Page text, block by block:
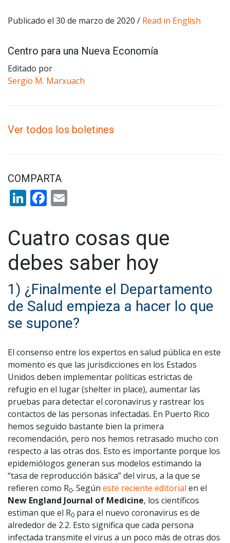
Publicado el 30 de marzo de 2020 / Read in English
Centro para una Nueva Economía
Editado por
Sergio M. Marxuach
Ver todos los boletines
COMPARTA
LinkedIn
Facebook
Cuatro cosas que
debes saber hoy
1) ¿Finalmente el Departamento
de Salud empieza a hacer lo que
se supone?
El consenso entre los expertos en salud pública en este
momento es que las jurisdicciones en los Estados
Unidos deben implementar políticas estrictas de
refugio en el lugar (shelter in place), aumentar las
pruebas para detectar el coronavirus y rastrear los
contactos de las personas infectadas. En Puerto Rico
hemos seguido bastante bien la primera
recomendación, pero nos hemos retrasado mucho con
respecto a las otras dos. Esto es importante porque los
epidemiólogos generan sus modelos estimando la
“tasa de reproducción básica” del virus, a la que se
refieren como R0. Según este reciente editorial en el
New England Journal of Medicine, los científicos
estiman que el R0 para el nuevo coronavirus es de
alrededor de 2.2. Esto significa que cada persona
infectada transmite el virus a un poco más de otras dos